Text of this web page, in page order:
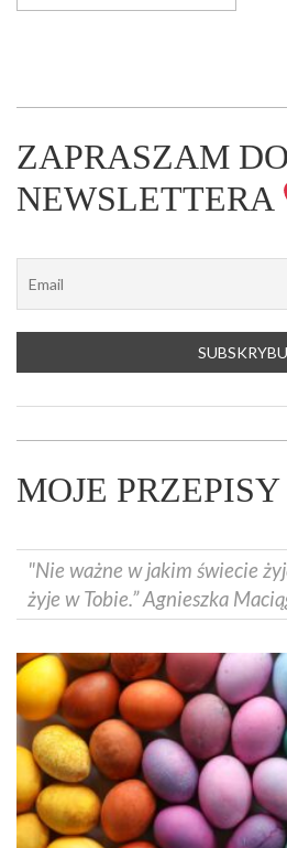
ZAPRASZAM DO
NEWSLETTERA
MOJE PRZEPISY
"Nie ważne w jakim świecie
żyje w Tobie.” Agnieszka